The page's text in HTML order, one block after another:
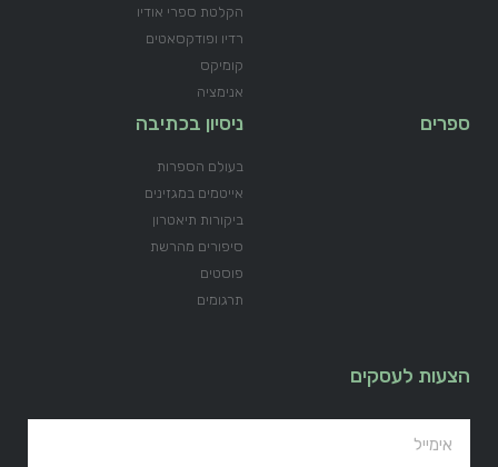
הקלטת ספרי אודיו
רדיו ופודקסאטים
קומיקס
אנימציה
ספרים ניסיון בכתיבה
בעולם הספרות
אייטמים במגזינים
ביקורות תיאטרון
סיפורים מהרשת
פוסטים
תרגומים
הצעות לעסקים